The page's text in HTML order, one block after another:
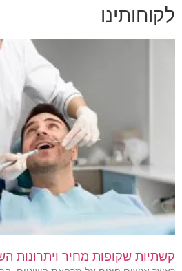
לקוחותינו
קשתיות שקופות מחיר ויתרונות